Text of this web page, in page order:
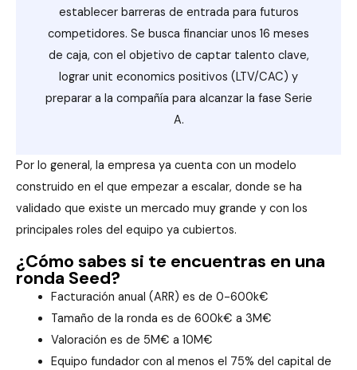
establecer barreras de entrada para futuros
competidores. Se busca financiar unos 16 meses
de caja, con el objetivo de captar talento clave,
lograr unit economics positivos (LTV/CAC) y
preparar a la compañía para alcanzar la fase Serie
A.
Por lo general, la empresa ya cuenta con un modelo
construido en el que empezar a escalar, donde se ha
validado que existe un mercado muy grande y con los
principales roles del equipo ya cubiertos.
¿Cómo sabes si te encuentras en una
ronda Seed?
Facturación anual (ARR) es de 0-600k€
Tamaño de la ronda es de 600k€ a 3M€
Valoración es de 5M€ a 10M€
Equipo fundador con al menos el 75% del capital de